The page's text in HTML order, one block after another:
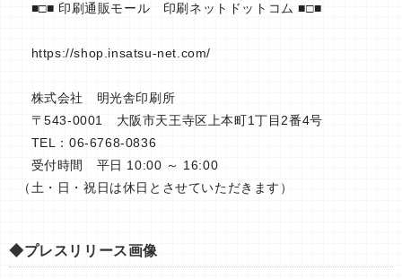
■□■ 印刷通販モール 印刷ネットドットコム ■□■
https://shop.insatsu-net.com/
株式会社 明光舎印刷所
〒543-0001 大阪市天王寺区上本町1丁目2番4号
TEL：06-6768-0836
受付時間 平日 10:00 ～ 16:00
（土・日・祝日は休日とさせていただきます）
◆プレスリリース画像